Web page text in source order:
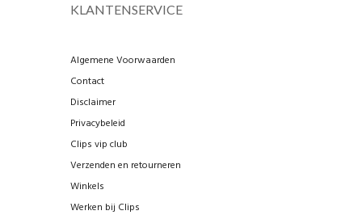
KLANTENSERVICE
Algemene Voorwaarden
Contact
Disclaimer
Privacybeleid
Clips vip club
Verzenden en retourneren
Winkels
Werken bij Clips